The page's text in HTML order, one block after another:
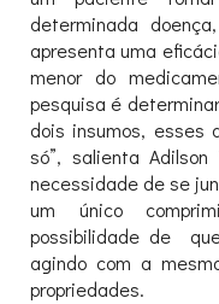
determinada
apresenta uma
menor do
pesquisa é
dois insumos, esses
só”, salienta
necessidade de se
um único
possibilidade de
agindo com a
propriedades.